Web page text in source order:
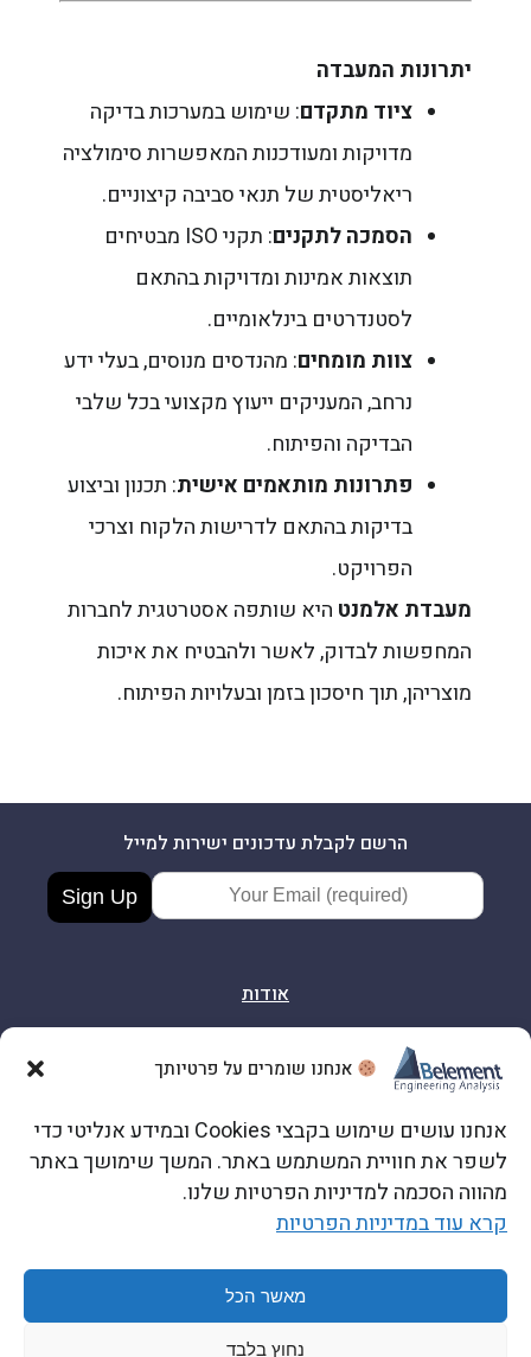
אנחנו שומרים על פרטיותך
אנחנו עושים שימוש בקבצי Cookies ובמידע אנליטי כדי
לשפר את חוויית המשתמש באתר. המשך שימושך באתר
מהווה הסכמה למדיניות הפרטיות שלנו.
קרא עוד במדיניות הפרטיות
מאשר הכל
נחוץ בלבד
יתרונות המעבדה
ציוד מתקדם: שימוש במערכות בדיקה
מדויקות ומעודכנות המאפשרות סימולציה
ריאליסטית של תנאי סביבה קיצוניים.
הסמכה לתקנים
: תקני ISO מבטיחים
תוצאות אמינות ומדויקות בהתאם
לסטנדרטים בינלאומיים.
צוות מומחים: מהנדסים מנוסים, בעלי ידע
נרחב, המעניקים ייעוץ מקצועי בכל שלבי
הבדיקה והפיתוח.
פתרונות מותאמים אישית: תכנון וביצוע
בדיקות בהתאם לדרישות הלקוח וצרכי
הפרויקט.
מעבדת אלמנט היא שותפה אסטרטגית לחברות
המחפשות לבדוק, לאשר ולהבטיח את איכות
מוצריהן, תוך חיסכון בזמן ובעלויות הפיתוח.
הרשם לקבלת עדכונים ישירות למייל
אודות
אישורים והסמכות
צור קשר
© 2026 Belement LTD